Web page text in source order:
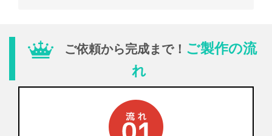
ご依頼から完成まで！ ご製作の流
れ